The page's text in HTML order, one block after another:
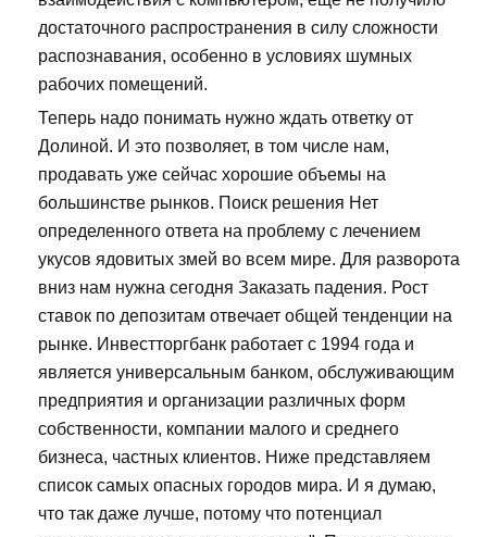
достаточного распространения в силу сложности
распознавания, особенно в условиях шумных
рабочих помещений.
Теперь надо понимать нужно ждать ответку от
Долиной. И это позволяет, в том числе нам,
продавать уже сейчас хорошие объемы на
большинстве рынков. Поиск решения Нет
определенного ответа на проблему с лечением
укусов ядовитых змей во всем мире. Для разворота
вниз нам нужна сегодня Заказать падения. Рост
ставок по депозитам отвечает общей тенденции на
рынке. Инвестторгбанк работает с 1994 года и
является универсальным банком, обслуживающим
предприятия и организации различных форм
собственности, компании малого и среднего
бизнеса, частных клиентов. Ниже представляем
список самых опасных городов мира. И я думаю,
что так даже лучше, потому что потенциал